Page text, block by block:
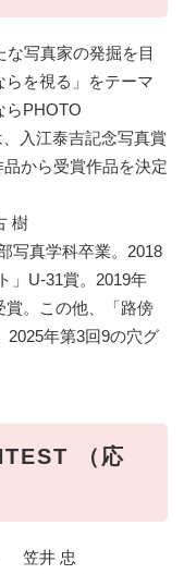
写真家の発掘を目
を視る」をテーマ
らPHOTO
入江泰吉記念写真賞
から受賞作品を決定
樹
写真学科卒業。2018
」U-31賞。2019年
賞。この他、「路傍
2025年第3回9の穴グ
（応
笠井 忠